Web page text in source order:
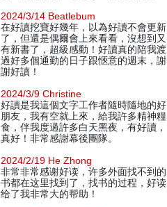
2024/3/14 Beatlebum
在好讀挖寶好幾年，以為好讀不會更新
了，但還是偶爾會上來看看，沒想到又
有新書了，超級感動！好讀真的陪我渡
過好多個通勤的日子跟愜意的週末，謝
謝好讀！
2024/3/9 Christine
好讀是我這個文字工作者隨時隨地的好
朋友，我有空就上來，給我許多精神糧
食，伴我度過許多白天黑夜，有好讀，
真好！非常感謝幕後團隊。
2024/2/19 He Zhong
非常非常感谢好读，许多外面找不到的
书都在这里找到了，找书的过程，好读
给了我非常大的帮助！